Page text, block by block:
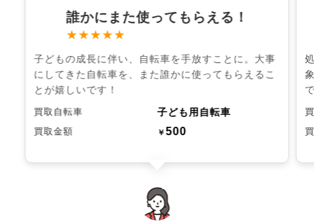
誰かにまた使ってもらえる！
★★★★★
子どもの成長に伴い、自転車を手放すことに。大事
にしてきた自転車を、また誰かに使ってもらえるこ
とが嬉しいです！
買取自転車 子ども用自転車
買取金額 ￥500
chevron_left chevron_right